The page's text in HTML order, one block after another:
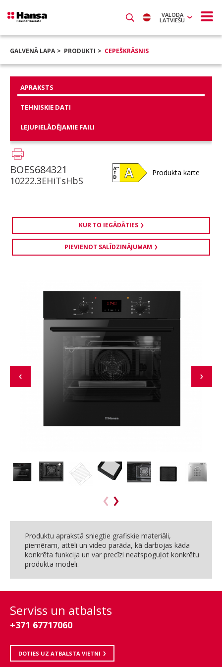
VALODA
LATVIEŠU
GALVENĀ LAPA PRODUKTI CEPEŠKRĀSNIS
Produktu aprakstā sniegtie grafiskie materiāli,
piemēram, attēli un video parāda, kā darbojas kāda
konkrēta funkcija un var precīzi neatspoguļot konkrētu
produkta modeli.
APRAKSTS
TEHNISKIE DATI
LEJUPIELĀDĒJAMIE FAILI
BOES684321
10222.3EHiTsHbS
Produkta karte
KUR TO IEGĀDĀTIES
PIEVIENOT SALĪDZINĀJUMAM
Serviss un atbalsts
+371 67717060
DOTIES UZ ATBALSTA VIETNI